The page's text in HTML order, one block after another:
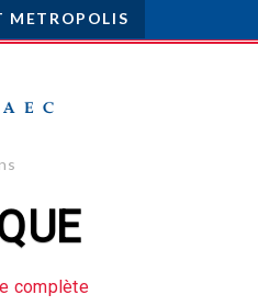
METROPOLIS
complète